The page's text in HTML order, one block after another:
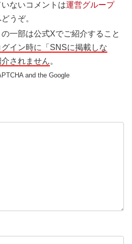
ないコメントは運営グループ
うぞ。
一部は公式Xでご紹介すること
イン時に「SNSに掲載しな
されません。
and the Google